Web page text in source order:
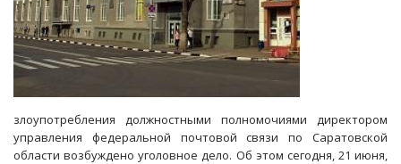
злоупотребления должностными полномочиями директором
управления федеральной почтовой связи по Саратовской
области возбуждено уголовное дело. Об этом сегодня, 21 июня,